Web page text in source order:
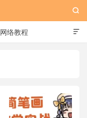

网络教程
